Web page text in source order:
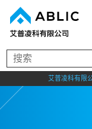
艾普凌科有限